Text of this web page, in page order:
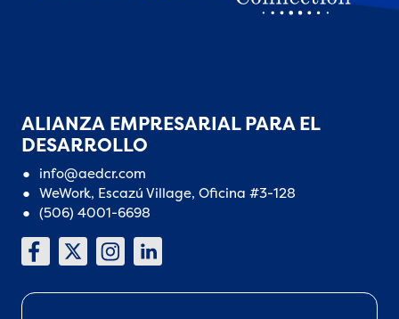
ALIANZA EMPRESARIAL PARA EL
DESARROLLO
info@aedcr.com
WeWork, Escazú Village, Oficina #3-128
(506) 4001-6698